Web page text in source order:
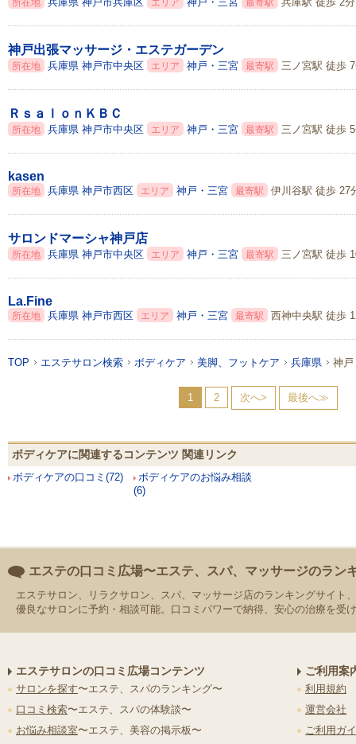
神戸出張マッサージ・エステガーデン
所在地 兵庫県 神戸市中央区 エリア 神戸・三宮 最寄駅 三ノ宮駅 徒歩
ＲｓａｌｏｎＫＢＣ
所在地 兵庫県 神戸市中央区 エリア 神戸・三宮 最寄駅 三ノ宮駅 徒歩
kasen
所在地 兵庫県 神戸市西区 エリア 神戸・三宮 最寄駅 伊川谷駅 徒歩 27
サロンドマーシャ神戸店
所在地 兵庫県 神戸市中央区 エリア 神戸・三宮 最寄駅 三ノ宮駅 徒歩
La.Fine
所在地 兵庫県 神戸市西区 エリア 神戸・三宮 最寄駅 西神中央駅 徒歩
TOP エステサロン検索 ボディケア 美脚、フットケア 兵庫県 神戸
1 2 次へ> 最後へ≫
ボディケアに関連するコンテンツ 関連リンク
ボディケアの口コミ(72)
ボディケアのお悩み相談
(6)
エステの口コミ広場〜エステ、スパ、マッサージのラン
エステサロン、リラクサロン、スパ、マッサージ店のランキングサイト
優良なサロンに予約・相談可能。口コミパワーで納得、安心の治療を受
エステサロンの口コミ広場コンテンツ
サロンを探す〜エステ、スパのランキング〜
口コミ検索〜エステ、スパの体験談〜
お悩み相談室〜エステ、美容の掲示板〜
ご利用案
利用規約
運営会社
ご利用ガ